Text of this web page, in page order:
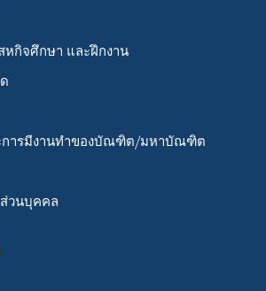
กิจศึกษา และฝึกงาน
การมีงานทำของบัณฑิต/มหาบัณฑิต
วนบุคคล